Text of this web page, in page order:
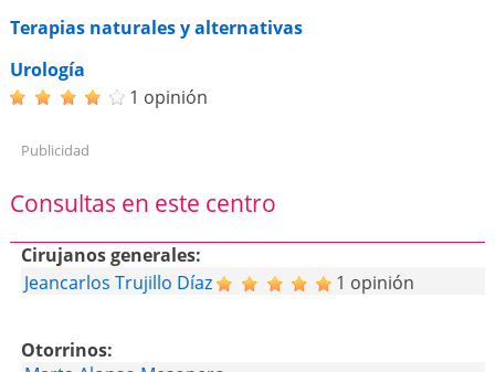
Terapias naturales y alternativas
Urología
1 opinión
Publicidad
Consultas en este centro
Cirujanos generales:
Jeancarlos Trujillo Díaz
1 opinión
Otorrinos: